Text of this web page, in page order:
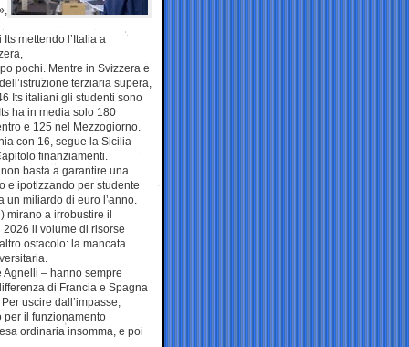
mettendo l’Italia a
pochi. Mentre in Svizzera e
terziaria supera,
Its italiani gli studenti sono
ha in media solo 180
e 125 nel Mezzogiorno.
con 16, segue la Sicilia
finanziamenti.
basta a garantire una
e ipotizzando per studente
un miliardo di euro l’anno.
mirano a irrobustire il
il volume di risorse
ostacolo: la mancata
Agnelli – hanno sempre
di Francia e Spagna
uscire dall’impasse,
per il funzionamento
ordinaria insomma, e poi